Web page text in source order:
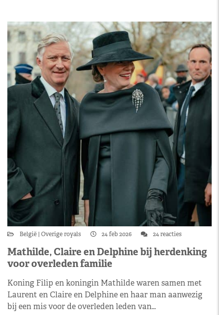
België Overige royals 24 feb 2026 24 reacties
Mathilde, Claire en Delphine bij herdenking
voor overleden familie
Koning Filip en koningin Mathilde waren samen met
Laurent en Claire en Delphine en haar man aanwezig
bij een mis voor de overleden leden van…